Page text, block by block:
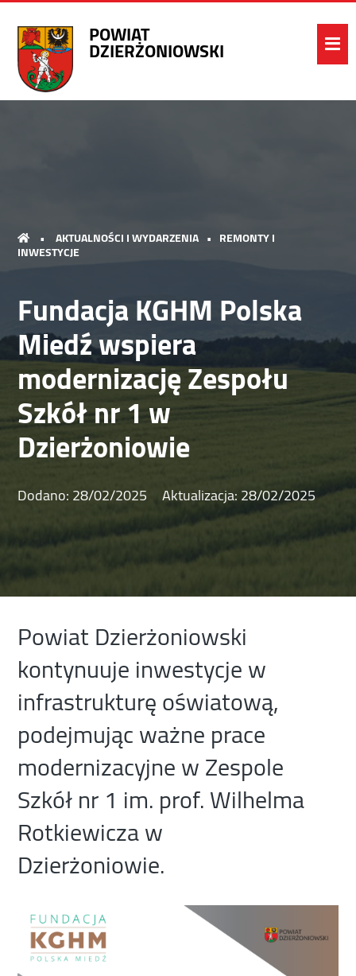
POWIAT
DZIERŻONIOWSKI
• AKTUALNOŚCI I WYDARZENIA • REMONTY I
INWESTYCJE
Fundacja KGHM Polska
Miedź wspiera
modernizację Zespołu
Szkół nr 1 w
Dzierżoniowie
Dodano:28/02/2025 Aktualizacja:28/02/2025
Powiat Dzierżoniowski
kontynuuje inwestycje w
infrastrukturę oświatową,
podejmując ważne prace
modernizacyjne w Zespole
Szkół nr 1 im. prof. Wilhelma
Rotkiewicza w
Dzierżoniowie.